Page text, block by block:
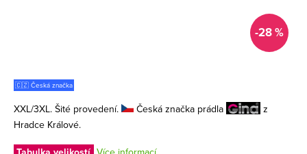
-28 %
🇨🇿 Česká značka
XXL/3XL. Šité provedení. Česká značka prádla
z
Hradce Králové.